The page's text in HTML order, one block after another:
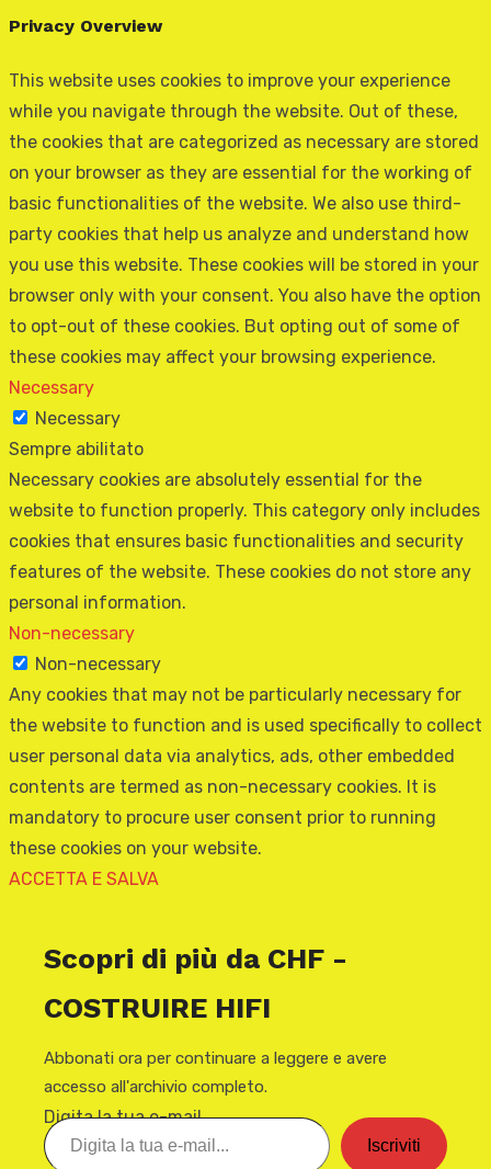
Privacy Overview
This website uses cookies to improve your experience
while you navigate through the website. Out of these,
the cookies that are categorized as necessary are stored
on your browser as they are essential for the working of
basic functionalities of the website. We also use third-
party cookies that help us analyze and understand how
you use this website. These cookies will be stored in your
browser only with your consent. You also have the option
to opt-out of these cookies. But opting out of some of
these cookies may affect your browsing experience.
Necessary
Necessary
Sempre abilitato
Necessary cookies are absolutely essential for the
website to function properly. This category only includes
cookies that ensures basic functionalities and security
features of the website. These cookies do not store any
personal information.
Non-necessary
Non-necessary
Any cookies that may not be particularly necessary for
the website to function and is used specifically to collect
user personal data via analytics, ads, other embedded
contents are termed as non-necessary cookies. It is
mandatory to procure user consent prior to running
these cookies on your website.
ACCETTA E SALVA
Scopri di più da CHF -
COSTRUIRE HIFI
Abbonati ora per continuare a leggere e avere
accesso all'archivio completo.
Digita la tua e-mail...
Iscriviti